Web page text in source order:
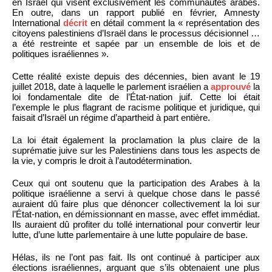
En outre, dans un rapport publié en février, Amnesty
Internationaldécrit en détail comment la « représentation des
citoyens palestiniens d’Israël dans le processus décisionnel …
a été restreinte et sapée par un ensemble de lois et de
politiques israéliennes ».
Cette réalité existe depuis des décennies, bien avant le 19
juillet 2018, date à laquelle le parlement israélien a approuvé la
loi fondamentale dite de l’État-nation juif. Cette loi était
l’exemple le plus flagrant de racisme politique et juridique, qui
faisait d’Israël un régime d’apartheid à part entière.
La loi était également la proclamation la plus claire de la
suprématie juive sur les Palestiniens dans tous les aspects de
la vie, y compris le droit à l’autodétermination.
Ceux qui ont soutenu que la participation des Arabes à la
politique israélienne a servi à quelque chose dans le passé
auraient dû faire plus que dénoncer collectivement la loi sur
l’État-nation, en démissionnant en masse, avec effet immédiat.
Ils auraient dû profiter du tollé international pour convertir leur
lutte, d’une lutte parlementaire à une lutte populaire de base.
Hélas, ils ne l’ont pas fait. Ils ont continué à participer aux
élections israéliennes, arguant que s’ils obtenaient une plus